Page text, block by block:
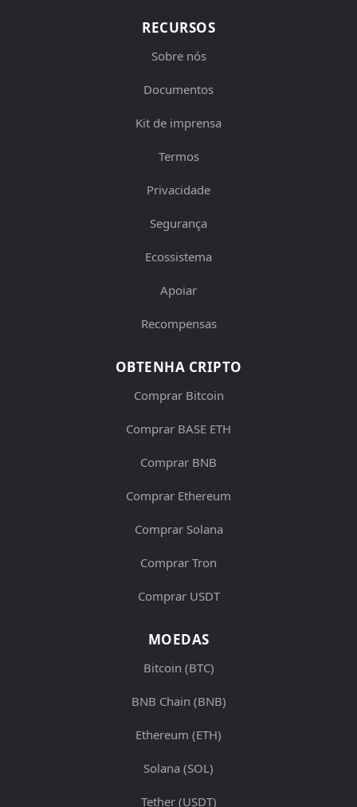
RECURSOS
Sobre nós
Documentos
Kit de imprensa
Termos
Privacidade
Segurança
Ecossistema
Apoiar
Recompensas
OBTENHA CRIPTO
Comprar Bitcoin
Comprar BASE ETH
Comprar BNB
Comprar Ethereum
Comprar Solana
Comprar Tron
Comprar USDT
MOEDAS
Bitcoin (BTC)
BNB Chain (BNB)
Ethereum (ETH)
Solana (SOL)
Tether (USDT)